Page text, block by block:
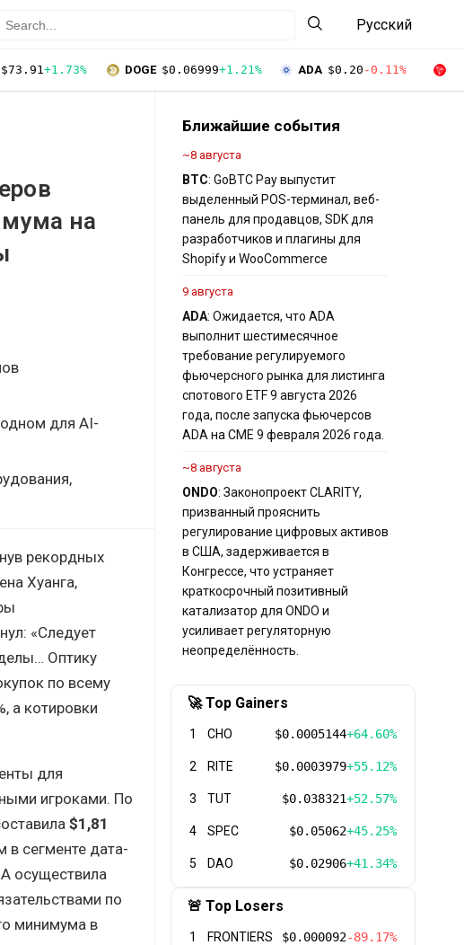
Русский
$73.91+1.73% DOGE $0.06999+1.21% ADA $0.20 -0.11%
на
для AI-
рекордных
Хуанга,
«Следует
Оптику
по всему
а котировки
для
игроками. По
$1,81
в сегменте дата-
осуществила
по
минимума в
Ближайшие события
~8 августа
BTC: GoBTC Pay выпустит
выделенный POS-терминал, веб-
панель для продавцов, SDK для
разработчиков и плагины для
Shopify и WooCommerce
9 августа
ADA: Ожидается, что ADA
выполнит шестимесячное
требование регулируемого
фьючерсного рынка для листинга
спотового ETF 9 августа 2026
года, после запуска фьючерсов
ADA на CME 9 февраля 2026 года.
~8 августа
ONDO: Законопроект CLARITY,
призванный прояснить
регулирование цифровых активов
в США, задерживается в
Конгрессе, что устраняет
краткосрочный позитивный
катализатор для ONDO и
усиливает регуляторную
неопределённость.
🚀 Top Gainers
1 CHO $0.0005144+64.60%
2 RITE $0.0003979+55.12%
3 TUT $0.038321+52.57%
4 SPEC $0.05062+45.25%
5 DAO $0.02906+41.34%
🚨 Top Losers
1 FRONTIERS $0.000092-89.17%